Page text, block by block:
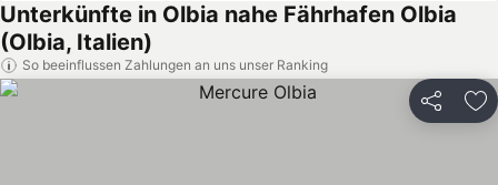
Unterkünfte in Olbia nahe Fährhafen Olbia
(Olbia, Italien)
So beeinflussen Zahlungen an uns unser Ranking
Teilen